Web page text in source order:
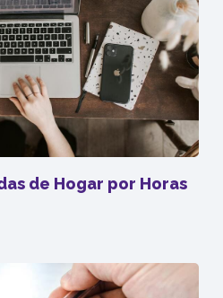
de Hogar por Horas